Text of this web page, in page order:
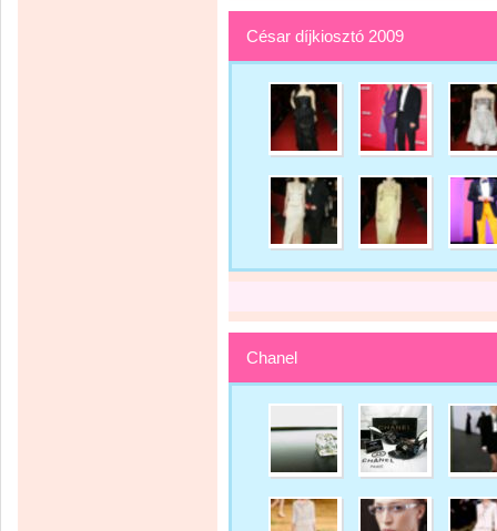
César díjkiosztó 2009
Chanel